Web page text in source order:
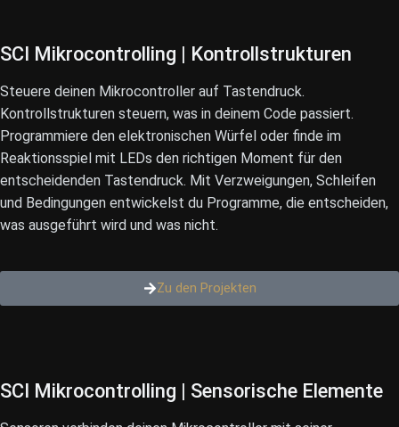
SCI Mikrocontrolling | Kontrollstrukturen
Steuere deinen Mikrocontroller auf Tastendruck.
Kontrollstrukturen steuern, was in deinem Code passiert.
Programmiere den elektronischen Würfel oder finde im
Reaktionsspiel mit LEDs den richtigen Moment für den
entscheidenden Tastendruck. Mit Verzweigungen, Schleifen
und Bedingungen entwickelst du Programme, die entscheiden,
was ausgeführt wird und was nicht.
Zu den Projekten
SCI Mikrocontrolling | Sensorische Elemente